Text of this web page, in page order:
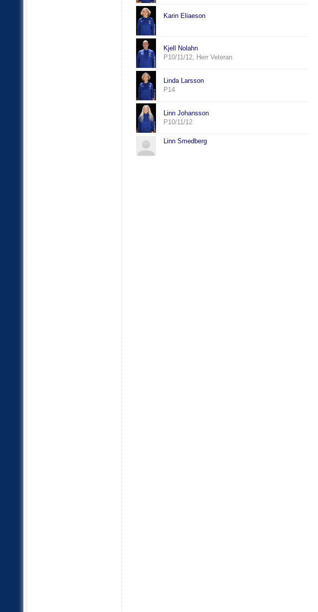
Karin Eliaeson
Kjell Nolahn
P10/11/12, Herr Veteran
Linda Larsson
P14
Linn Johansson
P10/11/12
Linn Smedberg